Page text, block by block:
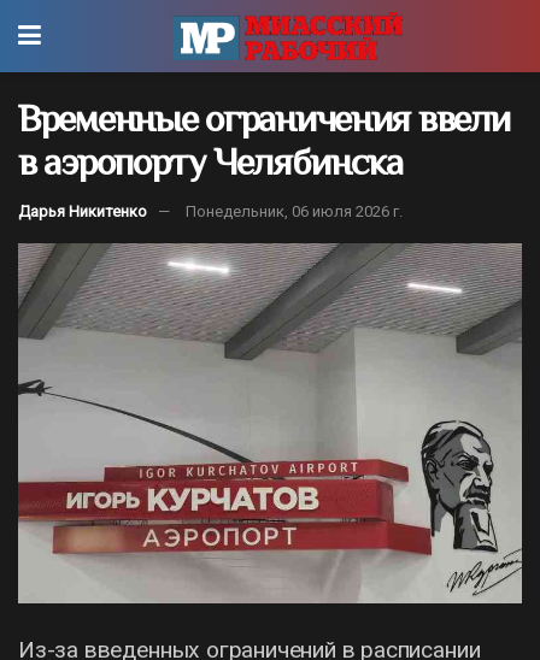
Временные ограничения ввели
в аэропорту Челябинска
Дарья Никитенко Понедельник, 06 июля 2026 г.
Из-за введенных ограничений в расписании